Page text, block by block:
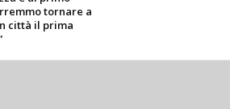
tornare a
città il prima